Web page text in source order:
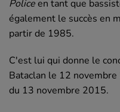
Policeen tant que
également le succès en
partir de 1985.
C'est lui qui donne le
Bataclan le 12
du 13 novembre 2015.